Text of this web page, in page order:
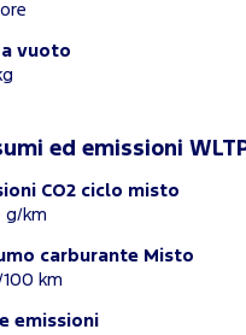
a vuoto
ed emissioni
CO2 ciclo misto
g/km
carburante Misto
km
emissioni